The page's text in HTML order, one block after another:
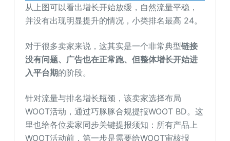
从上图可以看出增长开始放缓，自然流量平稳，
并没有出现明显提升的情况，小类排名最高 24。
对于很多卖家来说，这其实是一个非常典型链接
没有问题、 广告也在正常跑、但整体增长开始进
入平台期的阶段。
针对流量与排名增长瓶颈，该卖家选择布局
WOOT活动，通过巧豚豚合规提报WOOT BD。这
里也给各位卖家同步关键提报须知：所有产品上
WOOT活动前，第一步是需要给WOOT审核报